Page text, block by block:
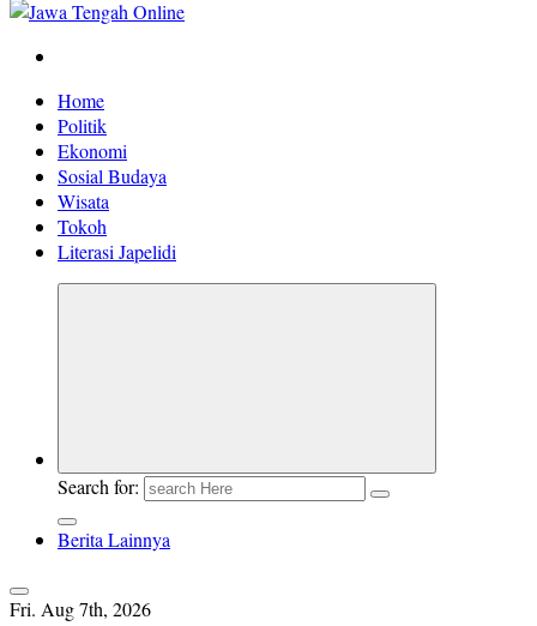
Berita Jawa Tengah Terbaru dan Terkini
Home
Politik
Ekonomi
Sosial Budaya
Wisata
Tokoh
Literasi Japelidi
Search for:
Berita Lainnya
Fri. Aug 7th, 2026